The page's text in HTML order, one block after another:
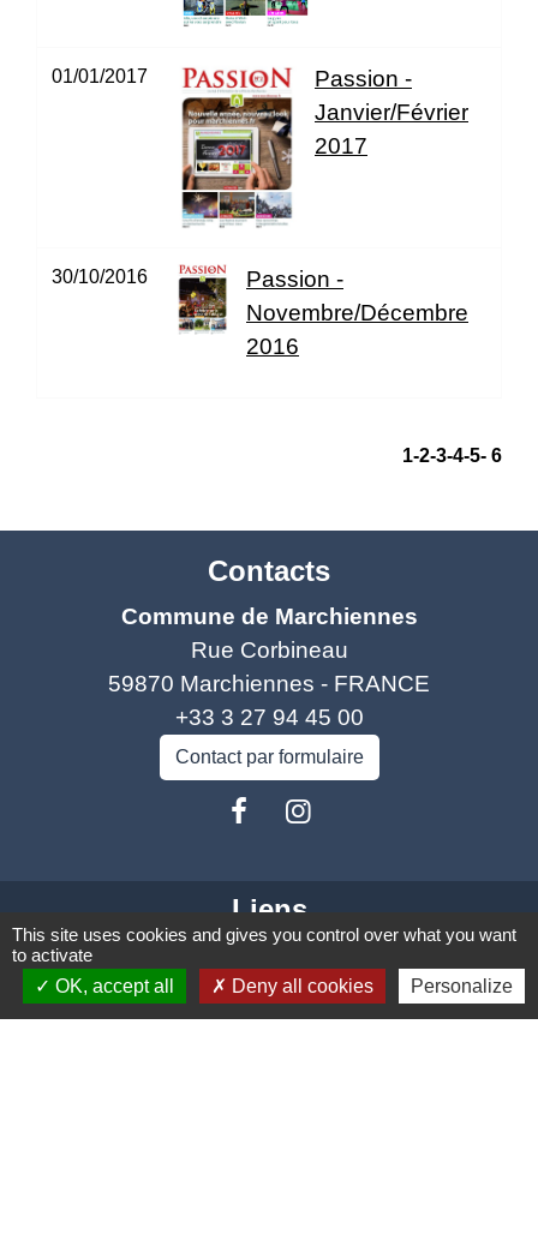
01/01/2017
Passion -
Janvier/Février
2017
30/10/2016
Passion -
Novembre/Décembre
2016
1-2-3-4-5- 6
Contacts
Commune de Marchiennes
Rue Corbineau
59870 Marchiennes - FRANCE
+33 3 27 94 45 00
Contact par formulaire
Liens
Coeur d'Ostevent Tourisme
Département du Nord
Région des Hauts-de-France
This site uses cookies and gives you control over what you want
to activate
OK, accept all
Deny all cookies Personalize